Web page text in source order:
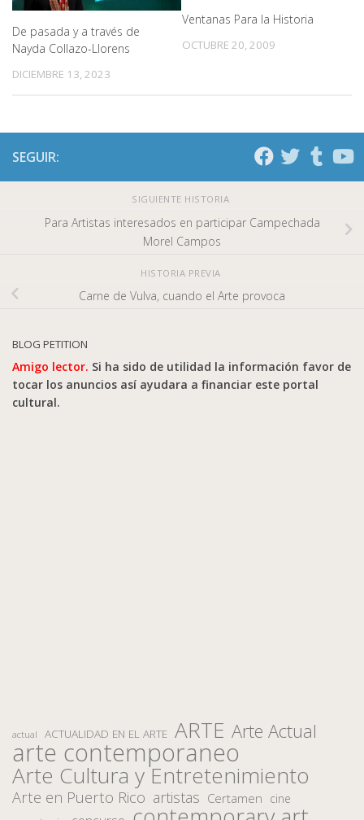
De pasada y a través de
Nayda Collazo-Llorens
DICIEMBRE 13, 2023
Ventanas Para la Historia
OCTUBRE 20, 2009
SEGUIR:
SIGUIENTE HISTORIA
Para Artistas interesados en participar Campechada
Morel Campos
HISTORIA PREVIA
Carne de Vulva, cuando el Arte provoca
BLOG PETITION
Amigo lector. Si ha sido de utilidad la información favor de
tocar los anuncios así ayudara a financiar este portal
cultural.
actual ACTUALIDAD EN EL ARTE ARTE Arte Actual
arte contemporaneo
Arte Cultura y Entretenimiento
Arte en Puerto Rico artistas Certamen cine